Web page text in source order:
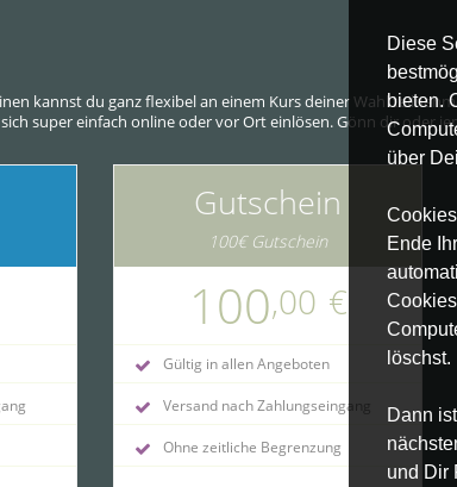
Diese
bieten.
über
Ende
löschst.
Dann
und Dir
kannst du ganz flexibel an einem Kurs deiner Wahl
super einfach online oder vor Ort einlösen. Gönn dir oder
Gutschein
100€ Gutschein
100,00 €
Gültig in allen Angeboten
Versand nach Zahlungseingang
Ohne zeitliche Begrenzung